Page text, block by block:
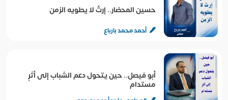
حسين المحضار.. إرثٌ لا يطويه الزمن
أحمد محمد بارباع
أبو فيصل.. حين يتحول دعم الشباب إلى أثرٍ
مستدام